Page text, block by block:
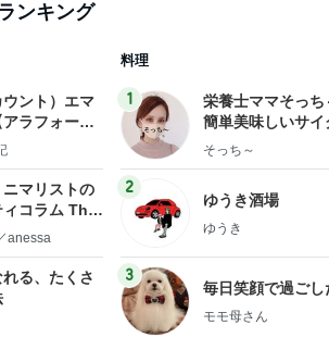
ンキング
ウント）エマ
ラフォー会
カンドライ
ニマリストの
ィコラム The
bea
anessa
る、たくさ
料理
1
栄養士ママそっち
簡単美味しいサイ
献立
そっち～
2
ゆうき酒場
ゆうき
3
毎日笑顔で過ごし
モモ母さん